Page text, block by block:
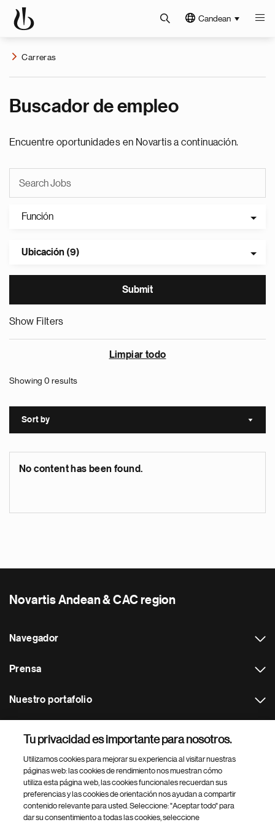
Candean
Carreras
Buscador de empleo
Encuentre oportunidades en Novartis a continuación.
Función
Ubicación (9)
Show Filters
Limpiar todo
Showing 0 results
Sort by Sort
No content has been found.
Novartis Andean & CAC region
Navegador
Prensa
Nuestro portafolio
Footer Site Search
Tu privacidad es importante para nosotros.
Utilizamos cookies para mejorar su experiencia al visitar nuestras
páginas web: las cookies de rendimiento nos muestran cómo
utiliza esta página web, las cookies funcionales recuerdan sus
preferencias y las cookies de orientación nos ayudan a compartir
contenido relevante para usted. Seleccione: "Aceptar todo" para
dar su consentimiento a todas las cookies, seleccione